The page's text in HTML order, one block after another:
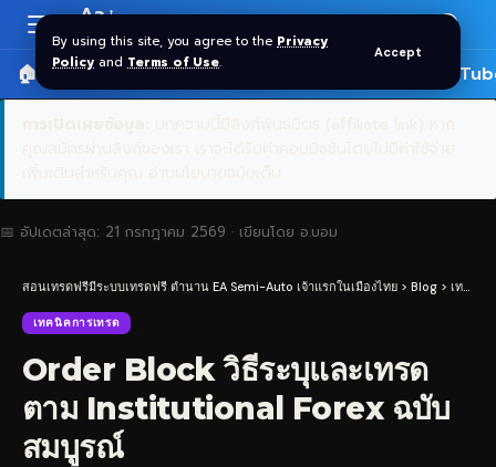
By using this site, you agree to the Privacy
Policy and Terms of Use.
Accept
Resizer
Aa
🏠 หน้าแรก ราคาทอง SPDR 🎬
📅 อัปเดตล่าสุด: 21 กรกฎาคม 2569 · เขียนโดย อ.บอม
สอนเทรดฟรีมีระบบเทรดฟรี ตำนาน EA Semi-Auto เจ้าแรกในเมืองไทย > Blog > เทคนิคการเทรด
เทคนิคการเทรด
Order Block วิธีระบุและเทรด
ตาม Institutional Forex ฉบับ
สมบูรณ์